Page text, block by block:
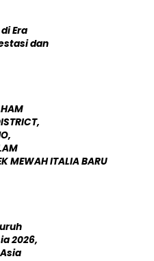
Era
dan
MEWAH ITALIA BARU
2026,